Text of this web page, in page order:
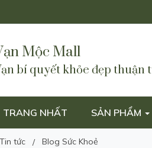
Mộc Mall
bí quyết khỏe đẹp thuận
TRANG NHẤT SẢN PHẨM
Tin tức Blog Sức Khoẻ